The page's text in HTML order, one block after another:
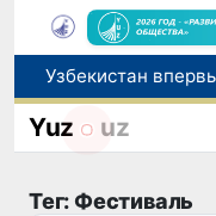
Yuz uz
Тег: Фестиваль